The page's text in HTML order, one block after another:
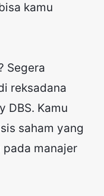
kamu
Segera
reksadana
DBS. Kamu
saham yang
pada manajer